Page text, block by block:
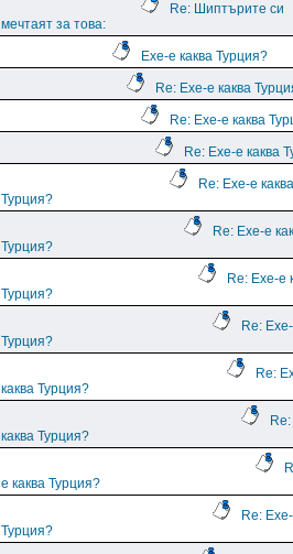
Re: Шиптърите си
мечтаят за това:
Ехе-е каква Турция?
Re: Ехе-е каква
Re: Ехе-е каква
Re: Ехе-е каква
Re: Ехе-е каква
Турция?
Re: Ехе-е
Турция?
Re: Ехе-е
Турция?
Re:
Турция?
Re:
каква Турция?
каква Турция?
е каква Турция?
Re:
Турция?